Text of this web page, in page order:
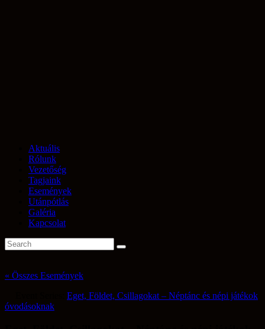
Aktuális
Rólunk
Vezetőség
Tagjaink
Események
Utánpótlás
Galéria
Kapcsolat
« Összes Események
Eget, Földet, Csillagokat – Néptánc és népi játékok
óvodásoknak